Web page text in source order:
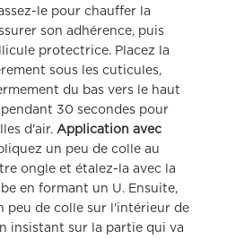
le pour chauffer la
son adhérence, puis
protectrice. Placez la
sous les cuticules,
du bas vers le haut
30 secondes pour
d'air. Application avec
un peu de colle au
ongle et étalez-la avec la
en formant un U. Ensuite,
peu de colle sur l'intérieur de
insistant sur la partie qui va